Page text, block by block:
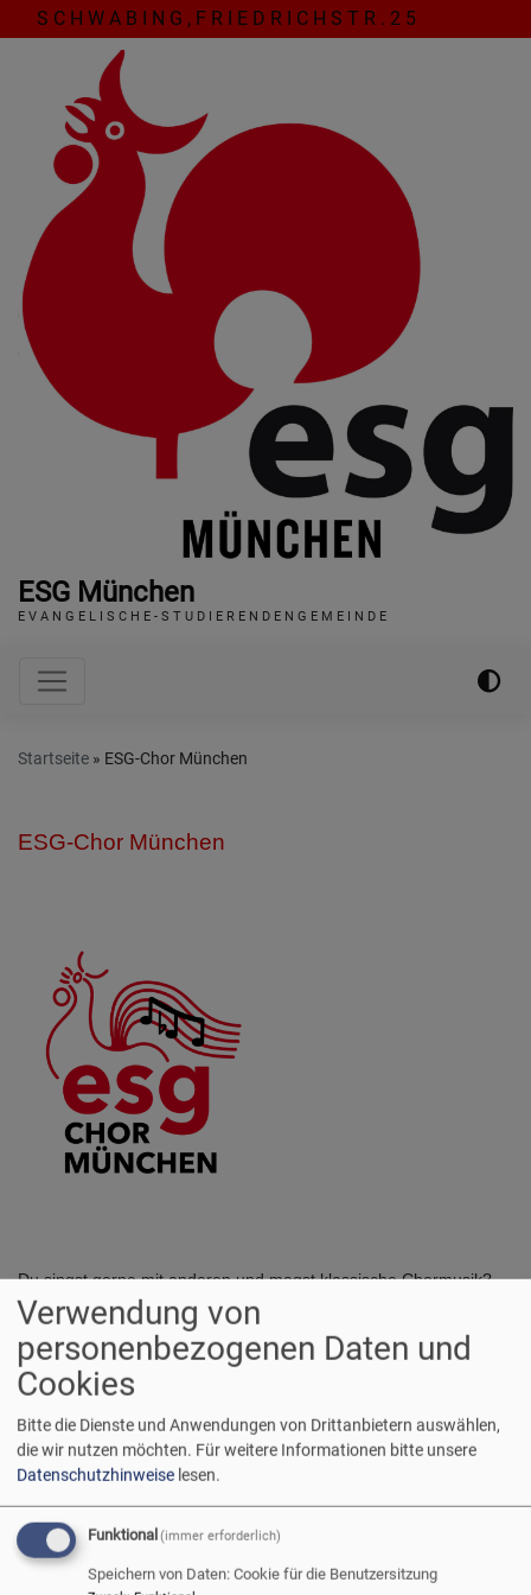
Direkt
zum
S C H W A B I N G , F R I E D R I C H S T R . 2 5
ESG München
E V A N G E L I S C H E - S T U D I E R E N D E N G E M E I N D E
Hauptnavigation
Startseite ESG-Chor München
ESG-Chor München
Du singst gerne mit anderen und magst klassische Chormusik?
Dann bist Du bei uns genau richtig! Chorerfahrung oder
Notenkenntnisse sind hilfreich, aber nicht zwingend notwendig.
Proben:
Wann: dienstags, 19:00–21:15 Uhr
Wo: ESG (Friedrichstraße 25)
Unsere nächsten Auftritte:
So. 17.05. um 11:15 Uhr – Gottesdienst in St. Markus
Mi. 24.06. um 19 Uhr – Abendmusik in der Erlöserkirche
Schwabing
Verwendung von
personenbezogenen Daten und
Cookies
Bitte die Dienste und Anwendungen von Drittanbietern auswählen,
die wir nutzen möchten. Für weitere Informationen bitte unsere
Datenschutzhinweise lesen.
Funktional (immer erforderlich)
Speichern von Daten: Cookie für die Benutzersitzung